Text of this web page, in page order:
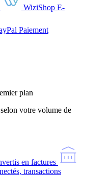
WiziShop E-
Paiement
plan
votre volume de
en factures
transactions